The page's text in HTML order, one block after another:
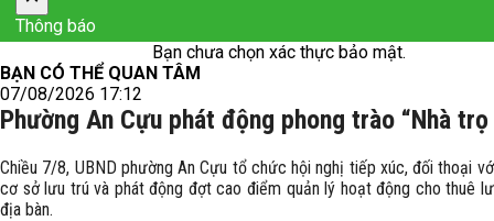
Thông báo
Bạn chưa chọn xác thực bảo mật.
BẠN CÓ THỂ QUAN TÂM
07/08/2026 17:12
Phường An Cựu phát động phong trào “Nhà trọ
Chiều 7/8, UBND phường An Cựu tổ chức hội nghị tiếp xúc, đối thoại
cơ sở lưu trú và phát động đợt cao điểm quản lý hoạt động cho thuê
địa bàn.